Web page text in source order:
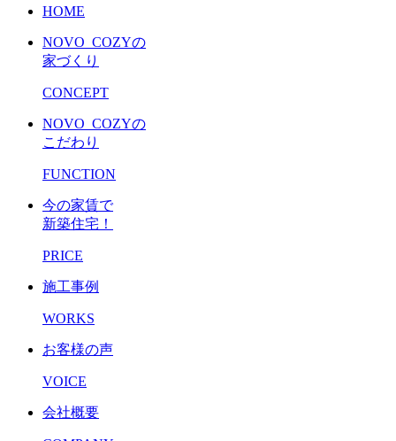
HOME
NOVO_COZYの
家づくり
CONCEPT
NOVO_COZYの
こだわり
FUNCTION
今の家賃で
新築住宅！
PRICE
施工事例
WORKS
お客様の声
VOICE
会社概要